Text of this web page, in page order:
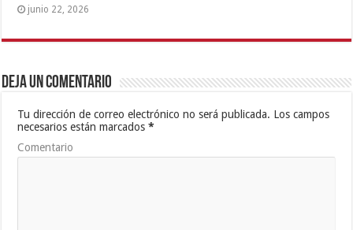
junio 22, 2026
Deja un comentario
Tu dirección de correo electrónico no será publicada. Los campos
necesarios están marcados*
Comentario